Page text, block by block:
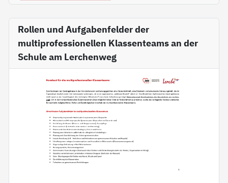
Rollen und Aufgabenfelder der
multiprofessionellen Klassenteams an der
Schule am Lerchenweg